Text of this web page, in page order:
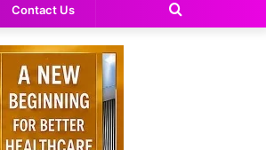
Contact Us
Search